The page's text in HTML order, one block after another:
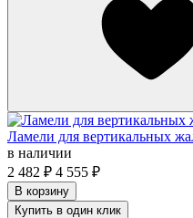
Ламели для вертикальных
в наличии
2 482 ₽ 4 555 ₽
В корзину
Купить в один клик